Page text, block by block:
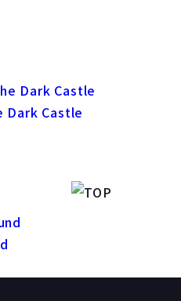
Dark Castle